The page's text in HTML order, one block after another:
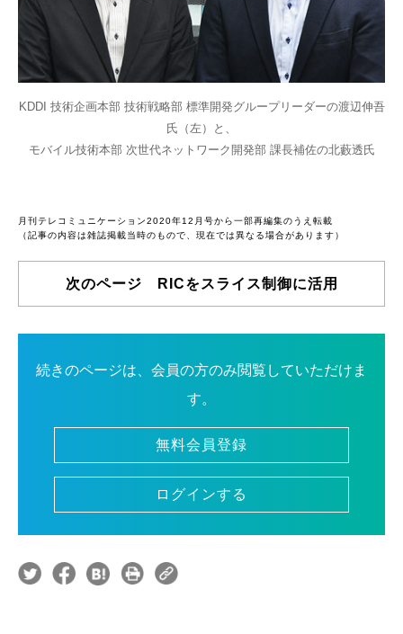
KDDI 技術企画本部 技術戦略部 標準開発グループリーダーの渡辺伸吾
氏（左）と、
モバイル技術本部 次世代ネットワーク開発部 課長補佐の北藪透氏
月刊テレコミュニケーション2020年12月号から一部再編集のうえ転載
（記事の内容は雑誌掲載当時のもので、現在では異なる場合があります）
次のページ RICをスライス制御に活用
続きのページは、会員の方のみ閲覧していただけま
す。
無料会員登録
ログインする